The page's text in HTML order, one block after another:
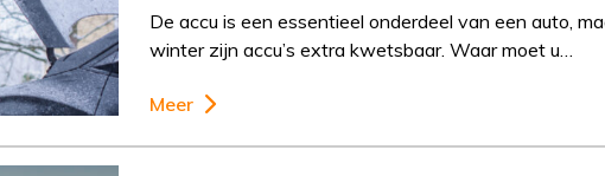
De accu is een essentieel onderdeel van een auto,
winter zijn accu’s extra kwetsbaar. Waar moet u…
Meer